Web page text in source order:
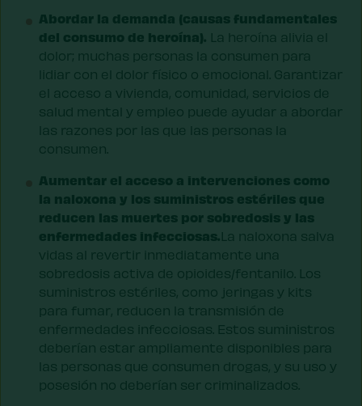
Abordar la demanda (causas fundamentales
del consumo de heroína). La heroína alivia el
dolor; muchas personas la consumen para
lidiar con el dolor físico o emocional. Garantizar
el acceso a vivienda, comunidad, servicios de
salud mental y empleo puede ayudar a abordar
las razones por las que las personas la
consumen.
Aumentar el acceso a intervenciones como
la naloxona y los suministros estériles que
reducen las muertes por sobredosis y las
enfermedades infecciosas.La naloxona salva
vidas al revertir inmediatamente una
sobredosis activa de opioides/fentanilo. Los
suministros estériles, como jeringas y kits
para fumar, reducen la transmisión de
enfermedades infecciosas. Estos suministros
deberían estar ampliamente disponibles para
las personas que consumen drogas, y su uso y
posesión no deberían ser criminalizados.